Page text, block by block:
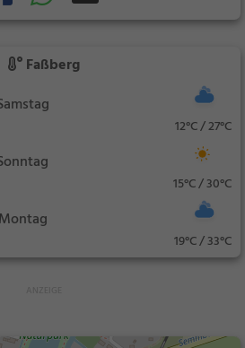
Faßberg
12°C / 27°C
15°C / 30°C
Montag
19°C / 33°C